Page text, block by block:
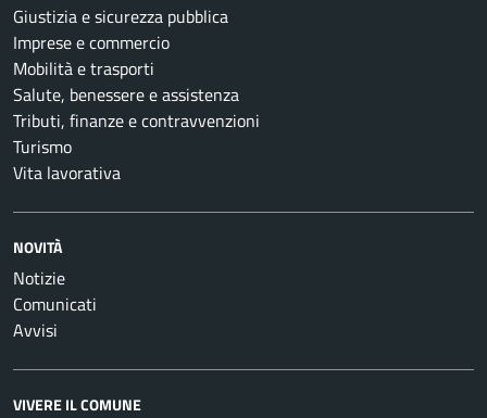
Giustizia e sicurezza pubblica
Imprese e commercio
Mobilità e trasporti
Salute, benessere e assistenza
Tributi, finanze e contravvenzioni
Turismo
Vita lavorativa
NOVITÀ
Notizie
Comunicati
Avvisi
VIVERE IL COMUNE